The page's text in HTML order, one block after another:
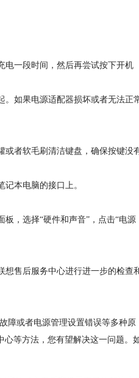
一段时间，然后再尝试按下开机
如果电源适配器损坏或者无法正
者软毛刷清洁键盘，确保按键没
本电脑的接口上。
，选择“硬件和声音”，点击“电源
售后服务中心进行进一步的检查
或者电源管理设置错误等多种原
心等方法，您有望解决这一问题。